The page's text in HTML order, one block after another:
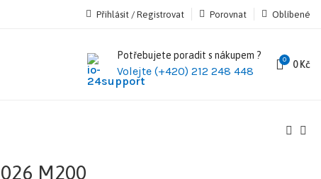
Přihlásit / Registrovat Porovnat Oblíbené
Potřebujete poradit s nákupem ?
Volejte (+420) 212 248 448
0 0 Kč
M200